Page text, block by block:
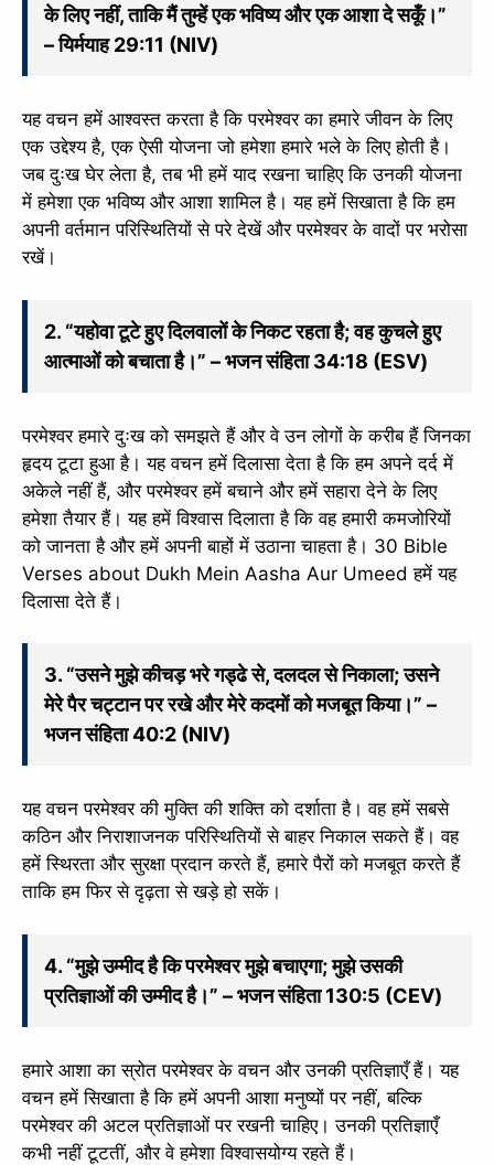
के लिए नहीं, ताकि मैं तुम्हें एक भविष्य और एक आशा दे सकूँ।”
– यिर्मयाह 29:11 (NIV)
यह वचन हमें आश्वस्त करता है कि परमेश्वर का हमारे जीवन के लिए
एक उद्देश्य है, एक ऐसी योजना जो हमेशा हमारे भले के लिए होती है।
जब दुःख घेर लेता है, तब भी हमें याद रखना चाहिए कि उनकी योजना
में हमेशा एक भविष्य और आशा शामिल है। यह हमें सिखाता है कि हम
अपनी वर्तमान परिस्थितियों से परे देखें और परमेश्वर के वादों पर भरोसा
रखें।
2. “यहोवा टूटे हुए दिलवालों के निकट रहता है; वह कुचले हुए
आत्माओं को बचाता है।” – भजन संहिता 34:18 (ESV)
परमेश्वर हमारे दुःख को समझते हैं और वे उन लोगों के करीब हैं जिनका
हृदय टूटा हुआ है। यह वचन हमें दिलासा देता है कि हम अपने दर्द में
अकेले नहीं हैं, और परमेश्वर हमें बचाने और हमें सहारा देने के लिए
हमेशा तैयार हैं। यह हमें विश्वास दिलाता है कि वह हमारी कमजोरियों
को जानता है और हमें अपनी बाहों में उठाना चाहता है। 30 Bible
Verses about Dukh Mein Aasha Aur Umeed हमें यह
दिलासा देते हैं।
3. “उसने मुझे कीचड़ भरे गड्ढे से, दलदल से निकाला; उसने
मेरे पैर चट्टान पर रखे और मेरे कदमों को मजबूत किया।” –
भजन संहिता 40:2 (NIV)
यह वचन परमेश्वर की मुक्ति की शक्ति को दर्शाता है। वह हमें सबसे
कठिन और निराशाजनक परिस्थितियों से बाहर निकाल सकते हैं। वह
हमें स्थिरता और सुरक्षा प्रदान करते हैं, हमारे पैरों को मजबूत करते हैं
ताकि हम फिर से दृढ़ता से खड़े हो सकें।
4. “मुझे उम्मीद है कि परमेश्वर मुझे बचाएगा; मुझे उसकी
प्रतिज्ञाओं की उम्मीद है।” – भजन संहिता 130:5 (CEV)
हमारे आशा का स्रोत परमेश्वर के वचन और उनकी प्रतिज्ञाएँ हैं। यह
वचन हमें सिखाता है कि हमें अपनी आशा मनुष्यों पर नहीं, बल्कि
परमेश्वर की अटल प्रतिज्ञाओं पर रखनी चाहिए। उनकी प्रतिज्ञाएँ
कभी नहीं टूटतीं, और वे हमेशा विश्वासयोग्य रहते हैं।